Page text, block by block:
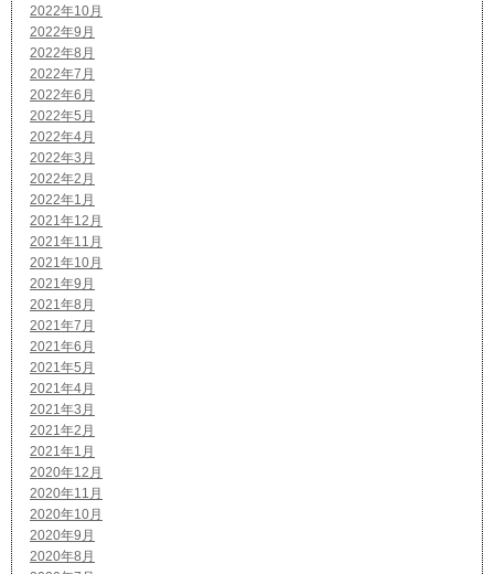
2022年10月
2022年9月
2022年8月
2022年7月
2022年6月
2022年5月
2022年4月
2022年3月
2022年2月
2022年1月
2021年12月
2021年11月
2021年10月
2021年9月
2021年8月
2021年7月
2021年6月
2021年5月
2021年4月
2021年3月
2021年2月
2021年1月
2020年12月
2020年11月
2020年10月
2020年9月
2020年8月